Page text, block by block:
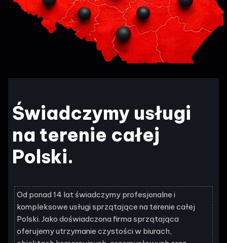
Świadczymy usługi
na terenie całej
Polski.
Od ponad 14 lat świadczymy profesjonalne i
kompleksowe usługi sprzątające na terenie całej
Polski. Jako doświadczona firma sprzątająca
oferujemy utrzymanie czystości w biurach,